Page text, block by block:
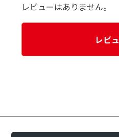
レビューはありません。
レビ